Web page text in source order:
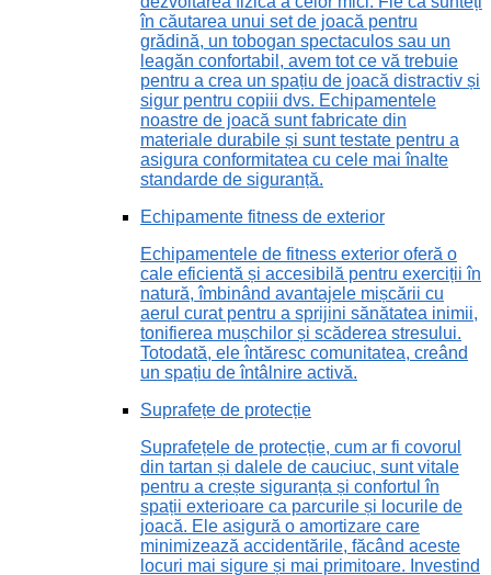
în căutarea unui set de joacă pentru
grădină, un tobogan spectaculos sau un
leagăn confortabil, avem tot ce vă trebuie
pentru a crea un spațiu de joacă distractiv și
sigur pentru copiii dvs. Echipamentele
noastre de joacă sunt fabricate din
materiale durabile și sunt testate pentru a
asigura conformitatea cu cele mai înalte
standarde de siguranță.
Echipamente fitness de exterior
Echipamentele de fitness exterior oferă o
cale eficientă și accesibilă pentru exerciții în
natură, îmbinând avantajele mișcării cu
aerul curat pentru a sprijini sănătatea inimii,
tonifierea mușchilor și scăderea stresului.
Totodată, ele întăresc comunitatea, creând
un spațiu de întâlnire activă.
Suprafețe de protecție
Suprafețele de protecție, cum ar fi covorul
din tartan și dalele de cauciuc, sunt vitale
pentru a crește siguranța și confortul în
spații exterioare ca parcurile și locurile de
joacă. Ele asigură o amortizare care
minimizează accidentările, făcând aceste
locuri mai sigure și mai primitoare. Investind